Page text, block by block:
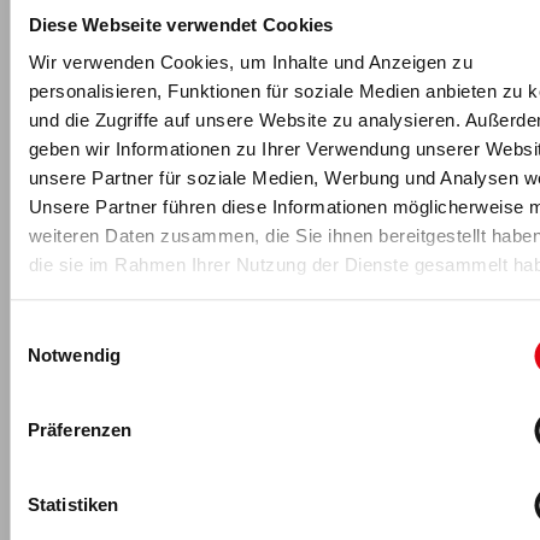
Diese Webseite verwendet Cookies
Wir verwenden Cookies, um Inhalte und Anzeigen zu
personalisieren, Funktionen für soziale Medien anbieten zu
und die Zugriffe auf unsere Website zu analysieren.
geben wir Informationen zu Ihrer Verwendung unserer
unsere Partner für soziale Medien, Werbung und Analysen
Unsere Partner führen diese Informationen möglicherweise
weiteren Daten zusammen, die Sie ihnen bereitgestellt
die sie im Rahmen Ihrer Nutzung der Dienste gesammelt
Notwendig
Präferenzen
Statistiken
Was Sie brauchen, ist ein spezifisches 'Maß' bzw. einen
Wert ' für die emotionale Beziehungsqualität
– dabei steht
nicht primär die leistungs- und qualitätsbezogene
Kundenzufriedenheitim Mittelpunkt, sondern dieemotionale
Verbindungzu Ihren Kunden und Mitarbeitern.
Über den Autor
an derDeutschen Hochschule für
Gesundheitsmanagement
eine Ausbildung zum Heilpraktiker